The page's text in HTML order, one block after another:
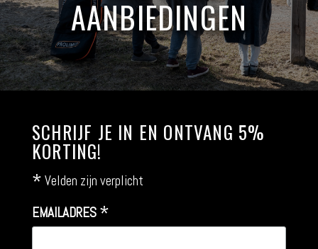
AANBIEDINGEN
SCHRIJF JE IN EN ONTVANG 5%
KORTING!
* Velden zijn verplicht
EMAILADRES *